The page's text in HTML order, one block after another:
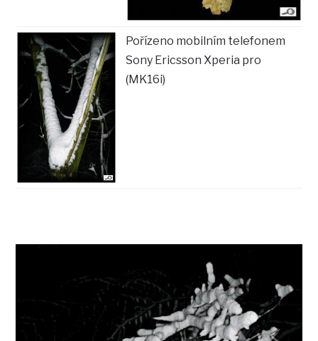
Pořízeno mobilním telefonem
Sony Ericsson Xperia pro
(MK16i)